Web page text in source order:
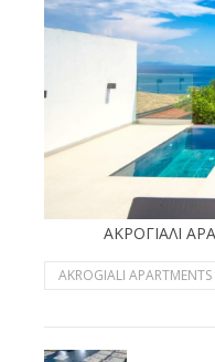
ΑΚΡΟΓΙΑΛΙ
AKROGIALI APARTMENTS